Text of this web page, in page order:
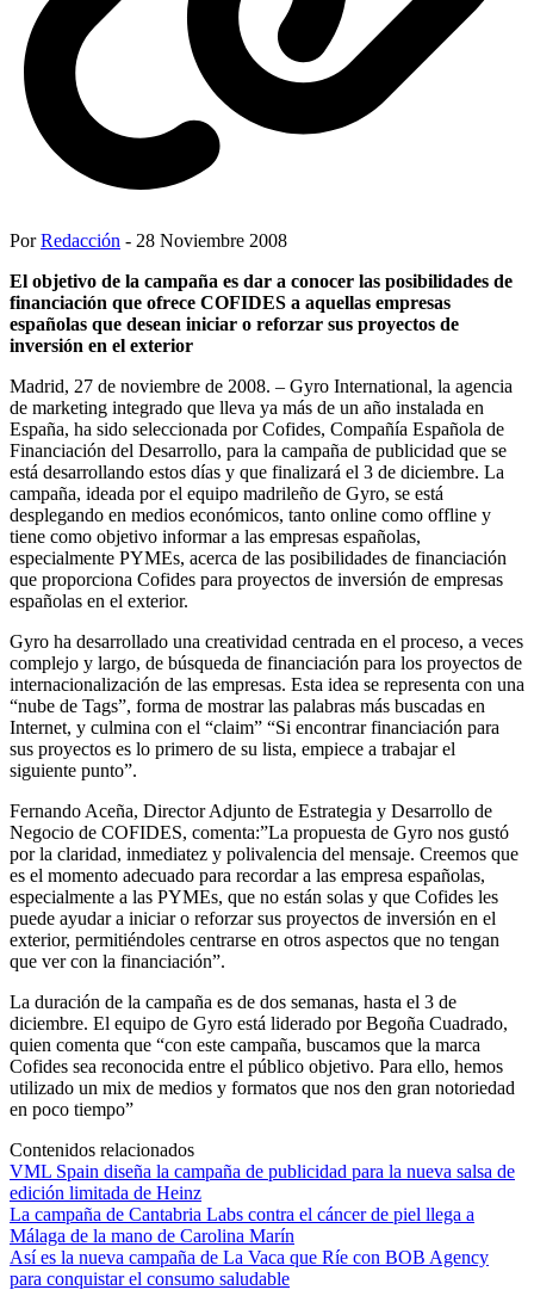
PorRedacción - 28 Noviembre 2008
El objetivo de la campaña es dar a conocer las posibilidades de
financiación que ofrece COFIDES a aquellas empresas
españolas que desean iniciar o reforzar sus proyectos de
inversión en el exterior
Madrid, 27 de noviembre de 2008. – Gyro International, la agencia
de marketing integrado que lleva ya más de un año instalada en
España, ha sido seleccionada por Cofides, Compañía Española de
Financiación del Desarrollo, para la campaña de publicidad que se
está desarrollando estos días y que finalizará el 3 de diciembre. La
campaña, ideada por el equipo madrileño de Gyro, se está
desplegando en medios económicos, tanto online como offline y
tiene como objetivo informar a las empresas españolas,
especialmente PYMEs, acerca de las posibilidades de financiación
que proporciona Cofides para proyectos de inversión de empresas
españolas en el exterior.
Gyro ha desarrollado una creatividad centrada en el proceso, a veces
complejo y largo, de búsqueda de financiación para los proyectos de
internacionalización de las empresas. Esta idea se representa con una
“nube de Tags”, forma de mostrar las palabras más buscadas en
Internet, y culmina con el “claim” “Si encontrar financiación para
sus proyectos es lo primero de su lista, empiece a trabajar el
siguiente punto”.
Fernando Aceña, Director Adjunto de Estrategia y Desarrollo de
Negocio de COFIDES, comenta:”La propuesta de Gyro nos gustó
por la claridad, inmediatez y polivalencia del mensaje. Creemos que
es el momento adecuado para recordar a las empresa españolas,
especialmente a las PYMEs, que no están solas y que Cofides les
puede ayudar a iniciar o reforzar sus proyectos de inversión en el
exterior, permitiéndoles centrarse en otros aspectos que no tengan
que ver con la financiación”.
La duración de la campaña es de dos semanas, hasta el 3 de
diciembre. El equipo de Gyro está liderado por Begoña Cuadrado,
quien comenta que “con este campaña, buscamos que la marca
Cofides sea reconocida entre el público objetivo. Para ello, hemos
utilizado un mix de medios y formatos que nos den gran notoriedad
en poco tiempo”
Contenidos relacionados
VML Spain diseña la campaña de publicidad para la nueva salsa de
edición limitada de Heinz
La campaña de Cantabria Labs contra el cáncer de piel llega a
Málaga de la mano de Carolina Marín
Así es la nueva campaña de La Vaca que Ríe con BOB Agency
para conquistar el consumo saludable